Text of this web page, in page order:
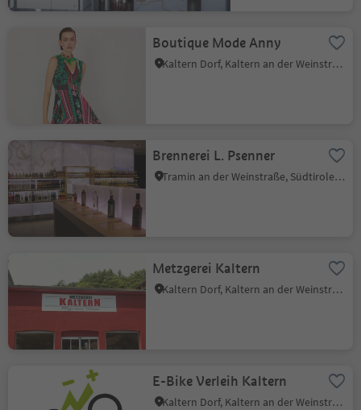
Boutique Mode Anny
Kaltern Dorf, Kaltern an der Weinstraße, Südtiroler Weinstraße
Brennerei L. Psenner
Tramin an der Weinstraße, Südtiroler Weinstraße
Metzgerei Kaltern
Kaltern Dorf, Kaltern an der Weinstraße, Südtiroler Weinstraße
E-Bike Verleih Kaltern
Kaltern Dorf, Kaltern an der Weinstraße, Südtiroler Weinstraße